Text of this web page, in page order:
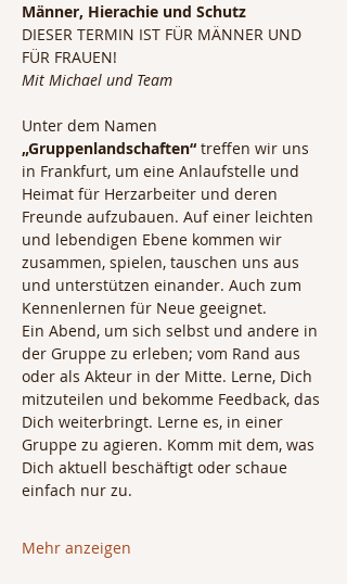
Männer, Hierachie und Schutz
DIESER TERMIN IST FÜR MÄNNER UND
FÜR FRAUEN!
Mit Michael und Team
Unter dem Namen
„Gruppenlandschaften“ treffen wir uns
in Frankfurt, um eine Anlaufstelle und
Heimat für Herzarbeiter und deren
Freunde aufzubauen. Auf einer leichten
und lebendigen Ebene kommen wir
zusammen, spielen, tauschen uns aus
und unterstützen einander. Auch zum
Kennenlernen für Neue geeignet.
Ein Abend, um sich selbst und andere in
der Gruppe zu erleben; vom Rand aus
oder als Akteur in der Mitte. Lerne, Dich
mitzuteilen und bekomme Feedback, das
Dich weiterbringt. Lerne es, in einer
Gruppe zu agieren. Komm mit dem, was
Dich aktuell beschäftigt oder schaue
einfach nur zu.
Mehr anzeigen